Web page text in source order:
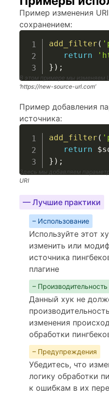
Пример изменения
сохранением:
add_filter (
return
} ) ;
В этом примере мы изменяем
‘https://new-source-url.com’
Пример добавления
источника:
add_filter (
return
} ) ;
Здесь мы добавляем параметр
URI
— Лучшие практики
– Использование
Используйте этот
изменить или
источника
плагине
– Производительность
Данный хук не
изменения
обработки
– Предупреждения
Убедитесь, что
логику обработки
к ошибкам в их